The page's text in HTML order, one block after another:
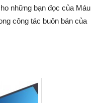
những bạn đọc của Máu
công tác buôn bán của